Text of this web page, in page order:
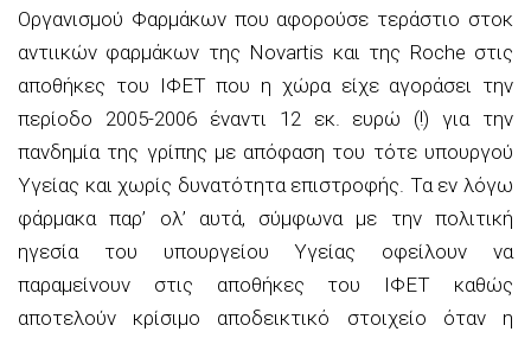
Οργανισμού Φαρμάκων που αφορούσε τεράστιο στοκ
αντιικών φαρμάκων της Νοvartis και της Roche στις
αποθήκες του ΙΦΕΤ που η χώρα είχε αγοράσει την
περίοδο 2005-2006 έναντι 12 εκ. ευρώ (!) για την
πανδημία της γρίπης με απόφαση του τότε υπουργού
Υγείας και χωρίς δυνατότητα επιστροφής. Τα εν λόγω
φάρμακα παρ’ ολ’ αυτά, σύμφωνα με την πολιτική
ηγεσία του υπουργείου Υγείας οφείλουν να
παραμείνουν στις αποθήκες του ΙΦΕΤ καθώς
αποτελούν κρίσιμο αποδεικτικό στοιχείο όταν η